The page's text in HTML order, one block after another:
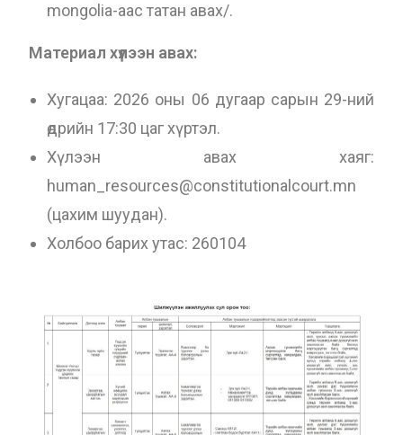
mongolia-аас татан авах/.
Материал хүлээн авах:
Хугацаа: 2026 оны 06 дугаар сарын 29-ний
өдрийн 17:30 цаг хүртэл.
Хүлээн авах хаяг:
human_resources@constitutionalcourt.mn
(цахим шуудан).
Холбоо барих утас: 260104